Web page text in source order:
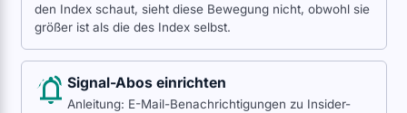
den Index schaut, sieht diese Bewegung nicht, obwohl sie
größer ist als die des Index selbst.
Signal-Abos einrichten
Anleitung: E-Mail-Benachrichtigungen zu Insider-